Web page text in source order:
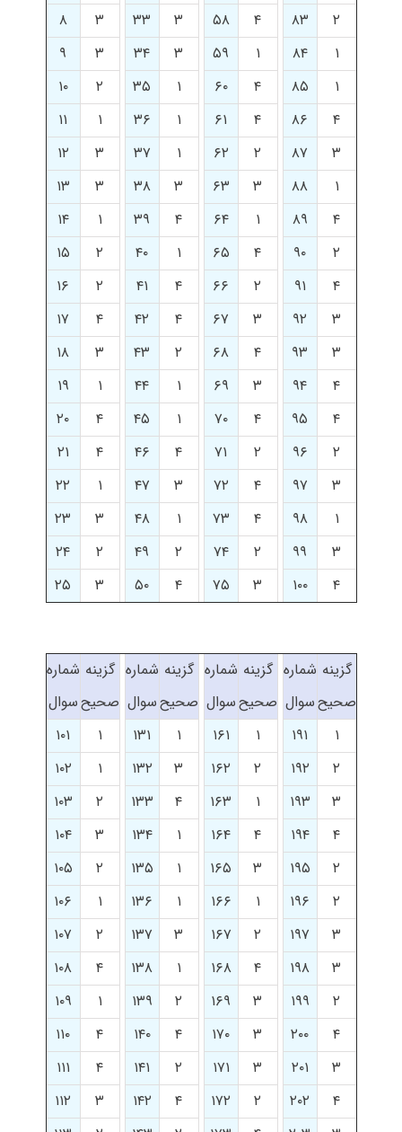
۲
۸۳ ۴ ۵۸ ۳ ۳۳ ۳
۸
۱
۸۴ ۱ ۵۹ ۳ ۳۴ ۳
۹
۱
۸۵ ۴ ۶۰ ۱ ۳۵ ۲
۱۰
۴
۸۶ ۴ ۶۱ ۱ ۳۶ ۱
۱۱
۳
۸۷ ۲ ۶۲ ۱ ۳۷ ۳
۱۲
۱
۸۸ ۳ ۶۳ ۳ ۳۸ ۳
۱۳
۴
۸۹ ۱ ۶۴ ۴ ۳۹ ۱
۱۴
۲
۹۰ ۴ ۶۵ ۱ ۴۰ ۲
۱۵
۴
۹۱ ۲ ۶۶ ۴ ۴۱ ۲
۱۶
۳
۹۲ ۳ ۶۷ ۴ ۴۲ ۴
۱۷
۳
۹۳ ۴ ۶۸ ۲ ۴۳ ۳
۱۸
۴
۹۴ ۳ ۶۹ ۱ ۴۴ ۱
۱۹
۴
۹۵ ۴ ۷۰ ۱ ۴۵ ۴
۲۰
۲
۹۶ ۲ ۷۱ ۴ ۴۶ ۴
۲۱
۳
۹۷ ۴ ۷۲ ۳ ۴۷ ۱
۲۲
۱
۹۸ ۴ ۷۳ ۱ ۴۸ ۳
۲۳
۳
۹۹ ۲ ۷۴ ۲ ۴۹ ۲
۲۴
۴
۱۰۰ ۳ ۷۵ ۴ ۵۰ ۳ ۲۵
گزینه
صحیح
شماره
سوال
گزینه
صحیح
شماره
سوال
گزینه
صحیح
شماره
سوال
گزینه
صحیح
شماره
سوال
۱
۱۹۱ ۱ ۱۶۱ ۱ ۱۳۱ ۱
۱۰۱
۲
۱۹۲ ۲ ۱۶۲ ۳ ۱۳۲ ۱
۱۰۲
۳
۱۹۳ ۱ ۱۶۳ ۴ ۱۳۳ ۲
۱۰۳
۴
۱۹۴ ۴ ۱۶۴ ۱ ۱۳۴ ۳
۱۰۴
۲
۱۹۵ ۳ ۱۶۵ ۱ ۱۳۵ ۲
۱۰۵
۲
۱۹۶ ۱ ۱۶۶ ۱ ۱۳۶ ۱
۱۰۶
۳
۱۹۷ ۲ ۱۶۷ ۳ ۱۳۷ ۲
۱۰۷
۳
۱۹۸ ۴ ۱۶۸ ۱ ۱۳۸ ۴
۱۰۸
۲
۱۹۹ ۳ ۱۶۹ ۲ ۱۳۹ ۱
۱۰۹
۴
۲۰۰ ۳ ۱۷۰ ۴ ۱۴۰ ۴
۱۱۰
۳
۲۰۱ ۳ ۱۷۱ ۲ ۱۴۱ ۴
۱۱۱
۴
۲۰۲ ۲ ۱۷۲ ۴ ۱۴۲ ۳
۱۱۲